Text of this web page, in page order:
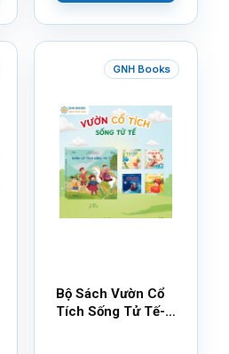
GNH Books
Bộ Sách Vườn Cổ
Tích Sống Tử Tế-